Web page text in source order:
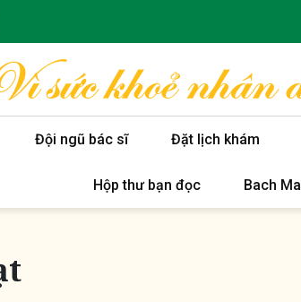
Đội ngũ bác sĩ Đặt lịch khám
Hộp thư bạn đọc Bach